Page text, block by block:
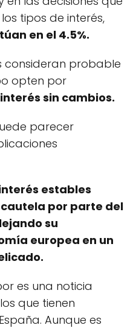
tipos de interés,
en el 4.5%.
consideran probable
opten por
sin cambios.
parecer
estables
por parte del
su
europea en un
es una noticia
que tienen
Aunque es